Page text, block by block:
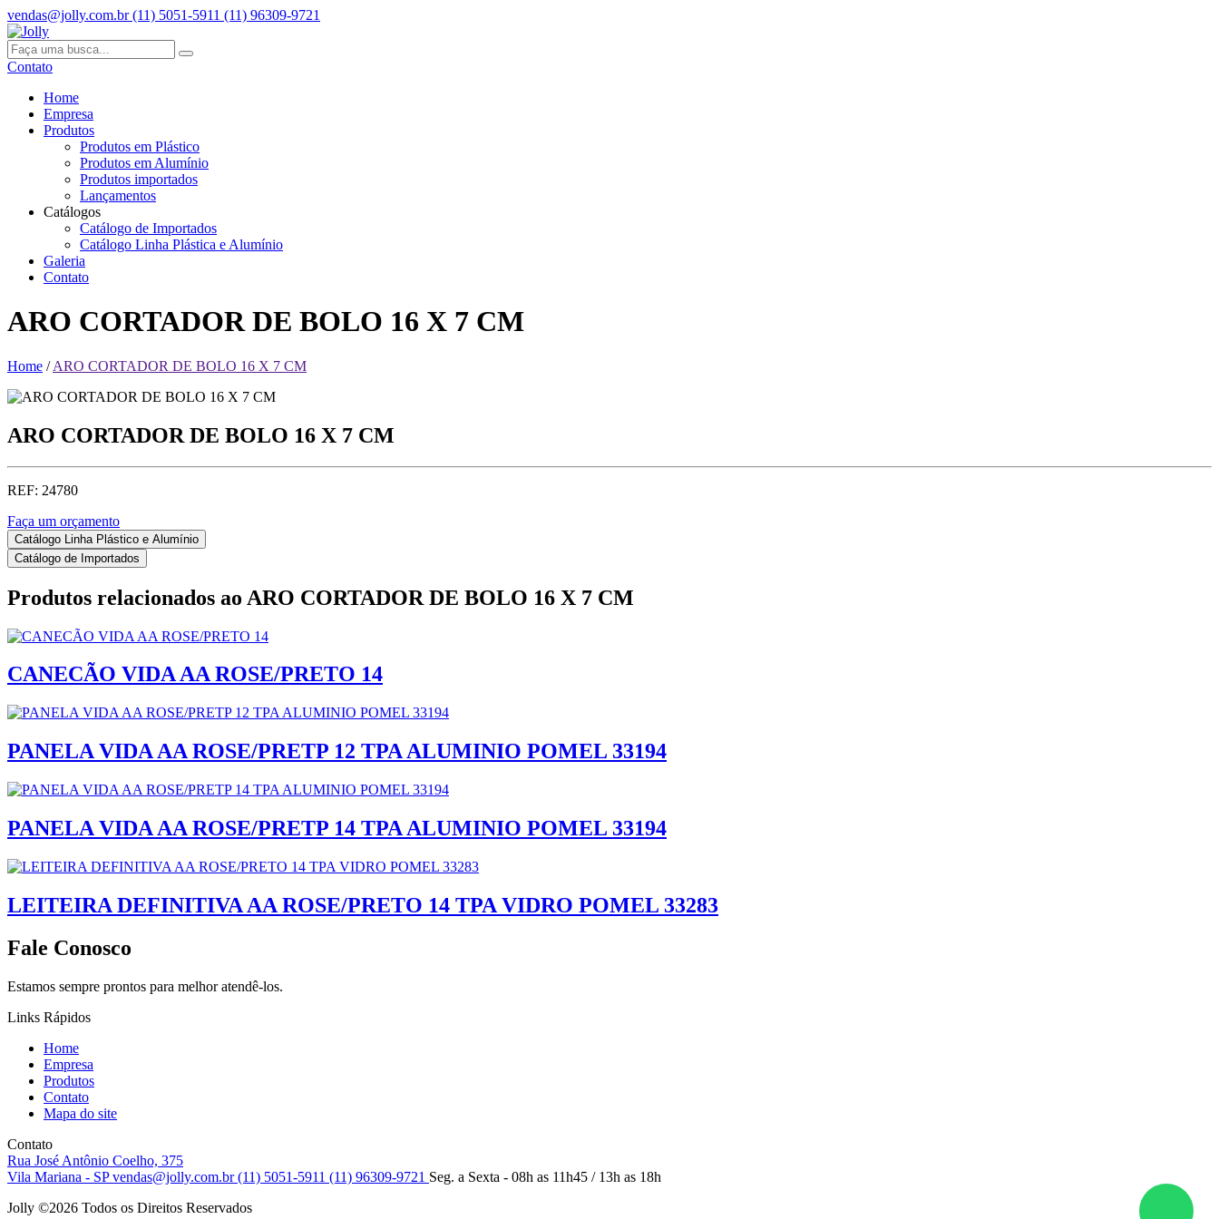
vendas@jolly.com.br(11) 5051-5911 (11) 96309-9721
Contato
Home
Empresa
Produtos
Produtos em Plástico
Produtos em Alumínio
Produtos importados
Lançamentos
Catálogos
Catálogo de Importados
Catálogo Linha Plástica e Alumínio
Galeria
Contato
ARO CORTADOR DE BOLO 16 X 7 CM
Home /ARO CORTADOR DE BOLO 16 X 7 CM
ARO CORTADOR DE BOLO 16 X 7 CM
REF: 24780
Faça um orçamento
Catálogo Linha Plástico e Alumínio
Catálogo de Importados
Produtos relacionados ao ARO CORTADOR DE BOLO 16 X 7 CM
CANECÃO VIDA AA ROSE/PRETO 14
PANELA VIDA AA ROSE/PRETP 12 TPA ALUMINIO POMEL 33194
PANELA VIDA AA ROSE/PRETP 14 TPA ALUMINIO POMEL 33194
LEITEIRA DEFINITIVA AA ROSE/PRETO 14 TPA VIDRO POMEL 33283
Fale Conosco
Estamos sempre prontos para melhor atendê-los.
Links Rápidos
Home
Empresa
Produtos
Contato
Mapa do site
Contato
Rua José Antônio Coelho, 375
Vila Mariana - SPvendas@jolly.com.br(11) 5051-5911 (11) 96309-9721 Seg. a Sexta - 08h as 11h45 / 13h as 18h
Jolly ©2026 Todos os Direitos Reservados